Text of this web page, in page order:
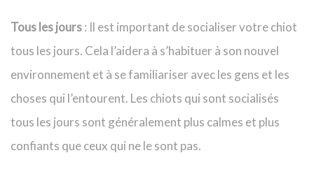
Tous les jours: Il est important de socialiser votre chiot
tous les jours. Cela l’aidera à s’habituer à son nouvel
environnement et à se familiariser avec les gens et les
choses qui l’entourent. Les chiots qui sont socialisés
tous les jours sont généralement plus calmes et plus
confiants que ceux qui ne le sont pas.